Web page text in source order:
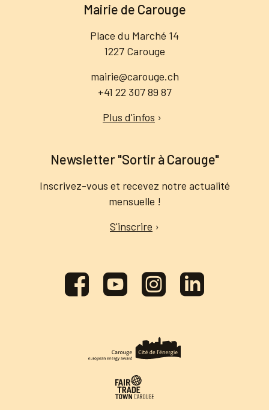
Mairie de Carouge
Place du Marché 14
1227 Carouge
mairie@carouge.ch
+41 22 307 89 87
Plus d'infos ›
Newsletter "Sortir à Carouge"
Inscrivez-vous et recevez notre actualité
mensuelle !
S'inscrire ›